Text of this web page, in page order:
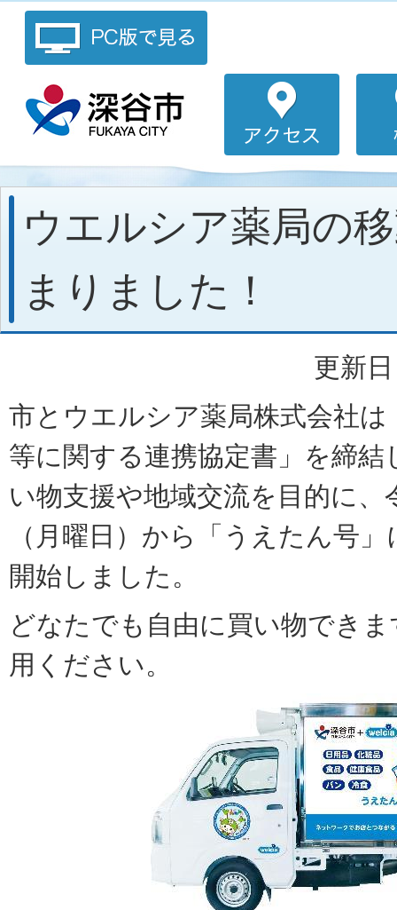
ウエルシア薬局の
まりました！
更新
市とウエルシア薬局株式会社は
等に関する連携協定書」を締結
い物支援や地域交流を目的に、
（月曜日）から「うえたん号
開始しました。
どなたでも自由に買い物でき
用ください。